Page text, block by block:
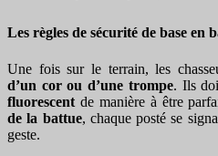
Les règles de sécurité de base en
Une fois sur le terrain, les
d’un cor ou d’une trompe. Ils
fluorescent de manière à être
de la battue, chaque posté se
geste.